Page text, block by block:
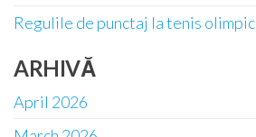
Regulile de punctaj la tenis olimpic
ARHIVĂ
April 2026